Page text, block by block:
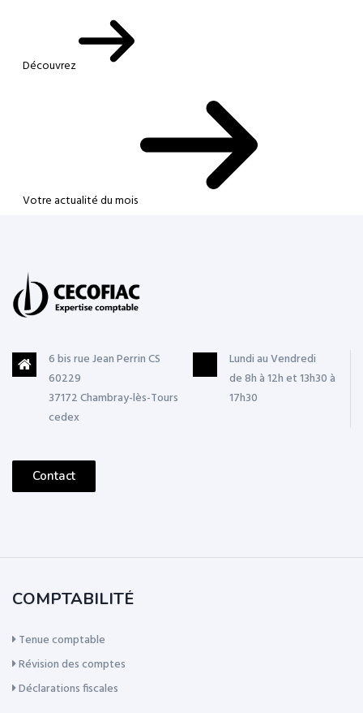
Découvrez
Votre actualité du mois
6 bis rue Jean Perrin CS
60229
37172 Chambray-lès-Tours
cedex
Lundi au Vendredi
de 8h à 12h et 13h30 à
17h30
Contact
COMPTABILITÉ
Tenue comptable
Révision des comptes
Déclarations fiscales